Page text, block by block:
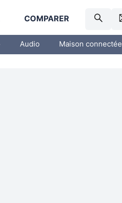
COMPARER
Audio Maison connectée